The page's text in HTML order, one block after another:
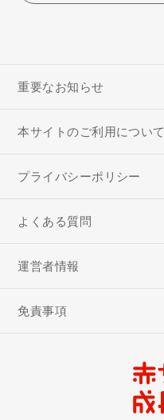
重要なお知らせ
本サイトのご利用について
プライバシーポリシー
よくある質問
運営者情報
免責事項